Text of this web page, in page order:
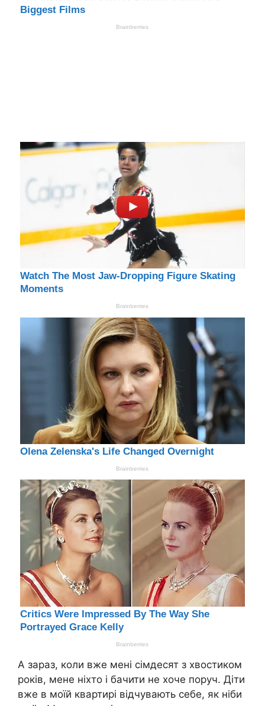
А зараз, коли вже мені сімдесят з хвостиком
років, мене ніхто і бачити не хоче поруч. Діти
вже в моїй квартирі відчувають себе, як ніби